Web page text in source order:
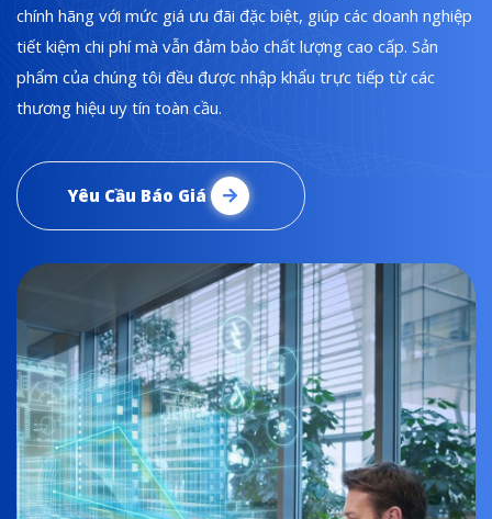
chính hãng với mức giá ưu đãi đặc biệt, giúp các doanh nghiệp
tiết kiệm chi phí mà vẫn đảm bảo chất lượng cao cấp. Sản
phẩm của chúng tôi đều được nhập khẩu trực tiếp từ các
thương hiệu uy tín toàn cầu.
Yêu Cầu Báo Giá